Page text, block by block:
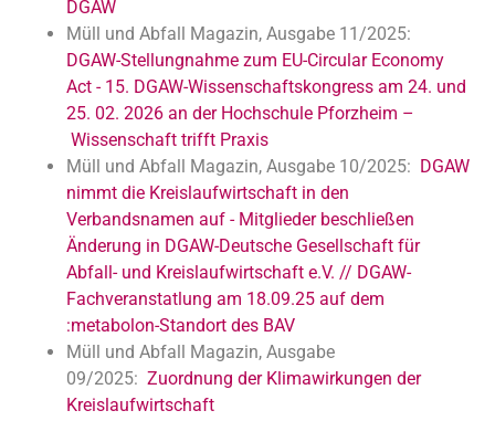
DGAW
Müll und Abfall Magazin, Ausgabe 11/2025:
DGAW-Stellungnahme zum EU-Circular Economy
Act - 15. DGAW-Wissenschaftskongress am 24. und
25. 02. 2026 an der Hochschule Pforzheim –
Wissenschaft trifft Praxis
Müll und Abfall Magazin, Ausgabe 10/2025: DGAW
nimmt die Kreislaufwirtschaft in den
Verbandsnamen auf - Mitglieder beschließen
Änderung in DGAW-Deutsche Gesellschaft für
Abfall- und Kreislaufwirtschaft e.V. // DGAW-
Fachveranstatlung am 18.09.25 auf dem
:metabolon-Standort des BAV
Müll und Abfall Magazin, Ausgabe
09/2025: Zuordnung der Klimawirkungen der
Kreislaufwirtschaft